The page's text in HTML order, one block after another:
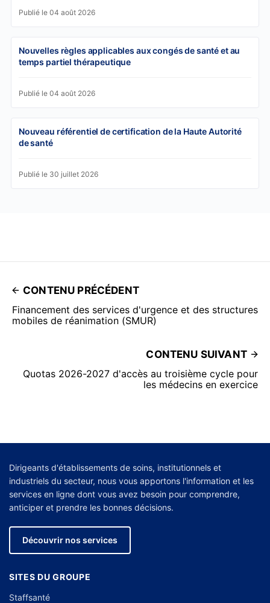
Publié le 04 août 2026
Nouvelles règles applicables aux congés de santé et au
temps partiel thérapeutique
Publié le 04 août 2026
Nouveau référentiel de certification de la Haute Autorité
de santé
Publié le 30 juillet 2026
CONTENU PRÉCÉDENT
Financement des services d'urgence et des structures
mobiles de réanimation (SMUR)
CONTENU SUIVANT
Quotas 2026-2027 d'accès au troisième cycle pour
les médecins en exercice
Dirigeants d'établissements de soins, institutionnels et
industriels du secteur, nous vous apportons l'information et les
services en ligne dont vous avez besoin pour comprendre,
anticiper et prendre les bonnes décisions.
Découvrir nos services
SITES DU GROUPE
Staffsanté